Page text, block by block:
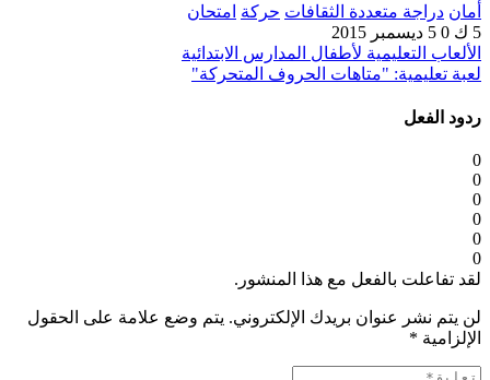
أمان دراجة متعددة الثقافات حركة امتحان
5 ك
0 5 ديسمبر 2015
الألعاب التعليمية لأطفال المدارس الابتدائية
لعبة تعليمية: "متاهات الحروف المتحركة"
ردود الفعل
0
0
0
0
0
0
لقد تفاعلت بالفعل مع هذا المنشور.
لن يتم نشر عنوان بريدك الإلكتروني. يتم وضع علامة على الحقول
الإلزامية *